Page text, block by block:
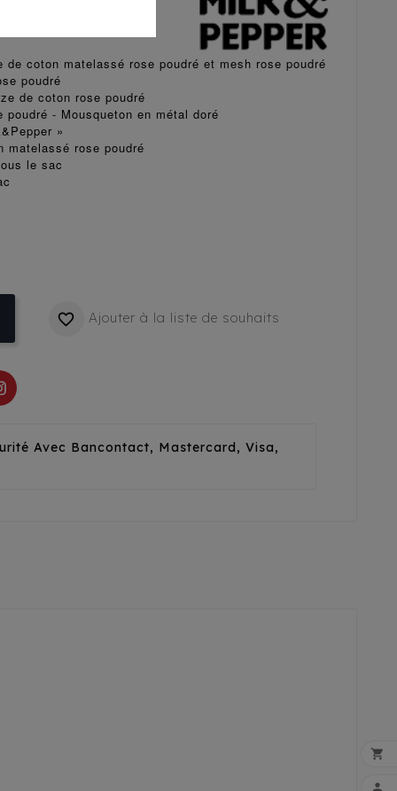
coton matelassé rose poudré et mesh rose poudré
poudré
de coton rose poudré
- Mousqueton en métal doré
»
matelassé rose poudré
le sac
 Ajouter à la liste de souhaits
Avec Bancontact, Mastercard, Visa,

